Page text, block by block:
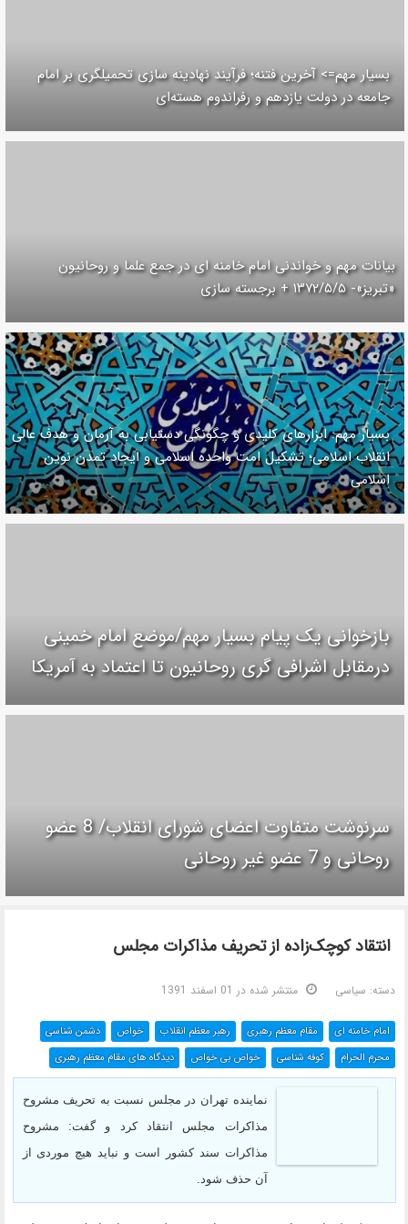
بسیار مهم=> آخرین فتنه؛ فرآیند نهادینه سازی تحمیلگری بر امام
جامعه در دولت یازدهم و رفراندوم هسته‌ای
بیانات مهم و خواندنی امام خامنه ای در جمع علما و روحانیون
«تبریز»- ۱۳۷۲/۵/۵ + برجسته سازی
بسیار مهم: ابزارهای کلیدی و چگونگی دستیابی به آرمان و هدف عالی
انقلاب اسلامی؛ تشکیل امت واحده‌ اسلامی و ایجاد تمدن نوین
اسلامی
بازخوانی یک پیام بسیار مهم/موضع امام خمینی
درمقابل اشرافی گری روحانیون تا اعتماد به آمریکا
سرنوشت متفاوت اعضای شورای انقلاب/ 8 عضو
روحانی و 7 عضو غیر روحانی
انتقاد کوچک‌زاده از تحریف مذاکرات مجلس
دسته: سیاسی منتشر شده در 01 اسفند 1391
امام خامنه ای مقام معظم رهبری رهبر معظم انقلاب خواص
دشمن شناسی
دیدگاه های مقام معظم رهبری
خواص بی خواص کوفه شناسی محرم الحرام
نماینده تهران در مجلس نسبت به تحریف مشروح
مذاکرات مجلس انتقاد کرد و گفت: مشروح
مذاکرات سند کشور است و نباید هیچ موردی از
آن حذف شود.